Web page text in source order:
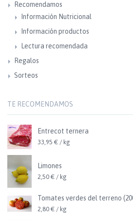
Recomendamos
Información Nutricional
Información productos
Lectura recomendada
Regalos
Sorteos
TE RECOMENDAMOS
Entrecot ternera
33,95 € / kg
Limones
2,50 € / kg
Tomates verdes del terreno
2,80 € / kg